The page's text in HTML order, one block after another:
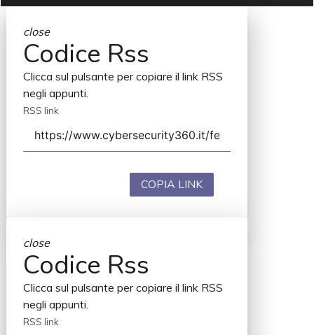
close
Codice Rss
Clicca sul pulsante per copiare il link RSS
negli appunti.
RSS link
COPIA LINK
close
Codice Rss
Clicca sul pulsante per copiare il link RSS
negli appunti.
RSS link